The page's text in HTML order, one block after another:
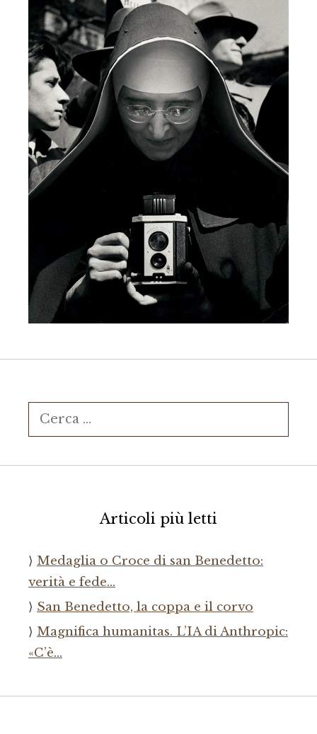
Ricerca
per:
Articoli più letti
Medaglia o Croce di san Benedetto:
verità e fede…
San Benedetto, la coppa e il corvo
Magnifica humanitas. L’IA di Anthropic:
«C’è…